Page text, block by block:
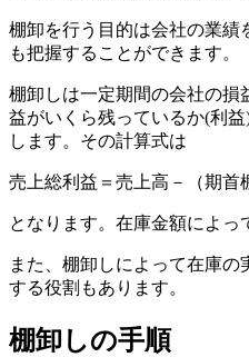
棚卸を行う目的は会社の業績
も把握することができます。
棚卸しは一定期間の会社の損
益がいくら残っているか(利
します。その計算式は
売上総利益＝売上高－（期首
となります。在庫金額によっ
また、棚卸しによって在庫
する役割もあります。
棚卸しの手順